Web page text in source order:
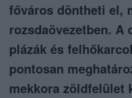
főváros döntheti el,
rozsdaövezetben. A
plázák és
pontosan
mekkora zöldfelület